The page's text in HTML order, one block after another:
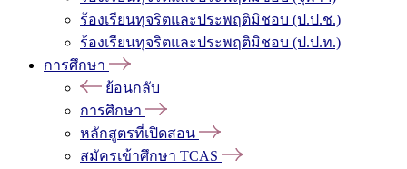
ร้องเรียนทุจริตและประพฤติมิชอบ (ป.ป.ช.)
ร้องเรียนทุจริตและประพฤติมิชอบ (ป.ป.ท.)
การศึกษา
ย้อนกลับ
การศึกษา
หลักสูตรที่เปิดสอน
สมัครเข้าศึกษา TCAS